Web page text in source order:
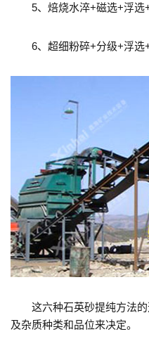
5、焙烧水淬+磁选+浮选
6、超细粉碎+分级+浮选
这六种石英砂提纯方法的
及杂质种类和品位来决定。